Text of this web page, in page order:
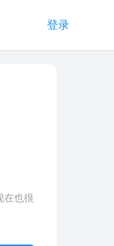
登录
在也很